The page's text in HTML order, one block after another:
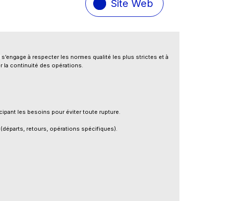
Site Web
à respecter les normes qualité les plus strictes et à
la continuité des opérations.
les besoins pour éviter toute rupture.
retours, opérations spécifiques).